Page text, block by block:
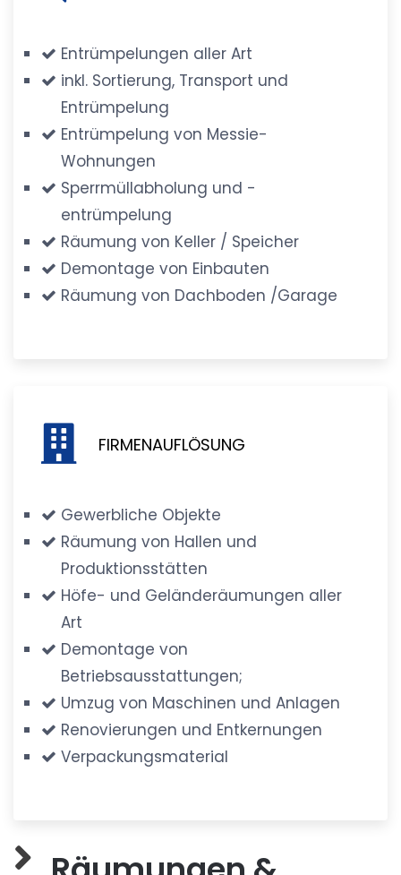
Entrümpelungen aller Art
inkl. Sortierung, Transport und
Entrümpelung
Entrümpelung von Messie-
Wohnungen
Sperrmüllabholung und -
entrümpelung
Räumung von Keller / Speicher
Demontage von Einbauten
Räumung von Dachboden /Garage
FIRMENAUFLÖSUNG
Gewerbliche Objekte
Räumung von Hallen und
Produktionsstätten
Höfe- und Geländeräumungen aller
Art
Demontage von
Betriebsausstattungen;
Umzug von Maschinen und Anlagen
Renovierungen und Entkernungen
Verpackungsmaterial